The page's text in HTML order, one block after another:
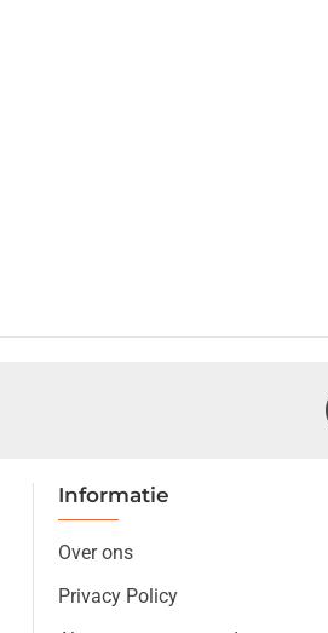
Informatie
Over ons
Privacy Policy